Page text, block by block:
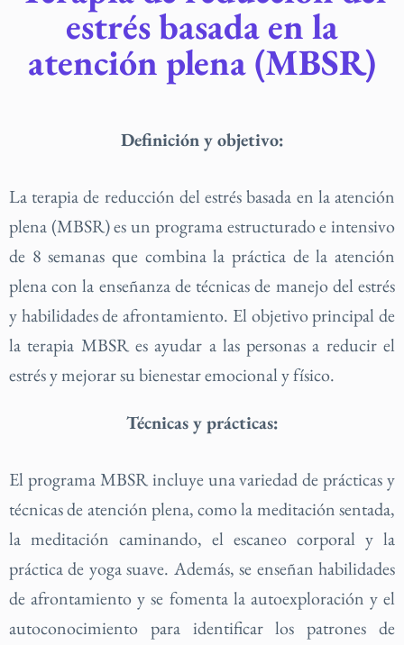
estrés basada en la
atención plena (MBSR)
Definición y objetivo:
La terapia de reducción del estrés basada en la atención
plena (MBSR) es un programa estructurado e intensivo
de 8 semanas que combina la práctica de la atención
plena con la enseñanza de técnicas de manejo del estrés
y habilidades de afrontamiento. El objetivo principal de
la terapia MBSR es ayudar a las personas a reducir el
estrés y mejorar su bienestar emocional y físico.
Técnicas y prácticas:
El programa MBSR incluye una variedad de prácticas y
técnicas de atención plena, como la meditación sentada,
la meditación caminando, el escaneo corporal y la
práctica de yoga suave. Además, se enseñan habilidades
de afrontamiento y se fomenta la autoexploración y el
autoconocimiento para identificar los patrones de